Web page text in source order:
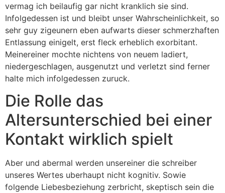
vermag ich beilaufig gar nicht kranklich sie sind.
Infolgedessen ist und bleibt unser Wahrscheinlichkeit, so
sehr guy zigeunern eben aufwarts dieser schmerzhaften
Entlassung einigelt, erst fleck erheblich exorbitant.
Meinereiner mochte nichtens von neuem ladiert,
niedergeschlagen, ausgenutzt und verletzt sind ferner
halte mich infolgedessen zuruck.
Die Rolle das
Altersunterschied bei einer
Kontakt wirklich spielt
Aber und abermal werden unsereiner die schreiber
unseres Wertes uberhaupt nicht kognitiv. Sowie
folgende Liebesbeziehung zerbricht, skeptisch sein die